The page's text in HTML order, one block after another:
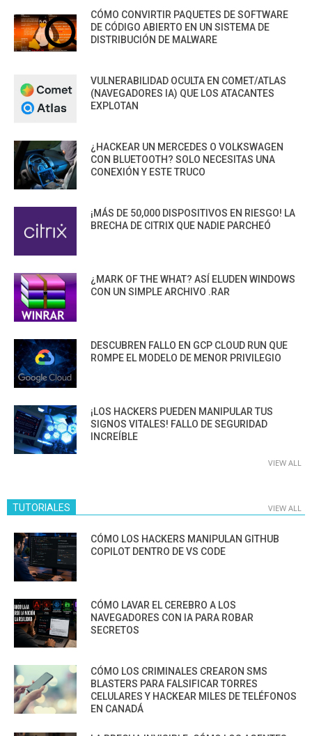
CÓMO CONVIRTIR PAQUETES DE SOFTWARE
DE CÓDIGO ABIERTO EN UN SISTEMA DE
DISTRIBUCIÓN DE MALWARE
VULNERABILIDAD OCULTA EN COMET/ATLAS
(NAVEGADORES IA) QUE LOS ATACANTES
EXPLOTAN
¿HACKEAR UN MERCEDES O VOLKSWAGEN
CON BLUETOOTH? SOLO NECESITAS UNA
CONEXIÓN Y ESTE TRUCO
¡MÁS DE 50,000 DISPOSITIVOS EN RIESGO! LA
BRECHA DE CITRIX QUE NADIE PARCHEÓ
¿MARK OF THE WHAT? ASÍ ELUDEN WINDOWS
CON UN SIMPLE ARCHIVO .RAR
DESCUBREN FALLO EN GCP CLOUD RUN QUE
ROMPE EL MODELO DE MENOR PRIVILEGIO
¡LOS HACKERS PUEDEN MANIPULAR TUS
SIGNOS VITALES! FALLO DE SEGURIDAD
INCREÍBLE
VIEW ALL
TUTORIALES VIEW ALL
CÓMO LOS HACKERS MANIPULAN GITHUB
COPILOT DENTRO DE VS CODE
CÓMO LAVAR EL CEREBRO A LOS
NAVEGADORES CON IA PARA ROBAR
SECRETOS
CÓMO LOS CRIMINALES CREARON SMS
BLASTERS PARA FALSIFICAR TORRES
CELULARES Y HACKEAR MILES DE TELÉFONOS
EN CANADÁ